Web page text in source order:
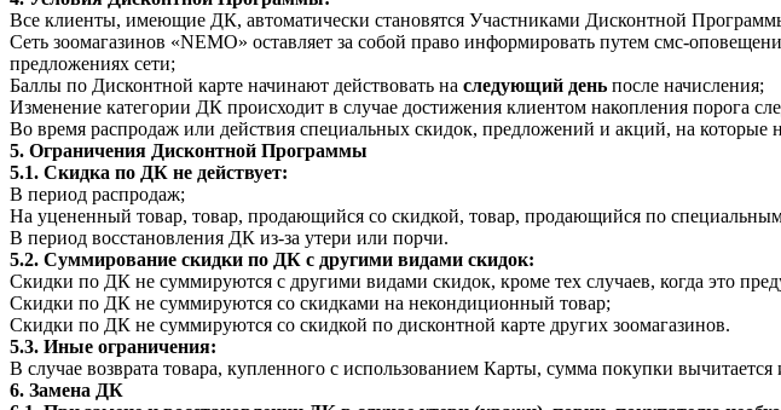
Все клиенты, имеющие ДК, автоматически становятся Участниками Дисконтной
Сеть зоомагазинов «NEMO» оставляет за собой право информировать путем смс-
предложениях сети;
Баллы по Дисконтной карте начинают действовать на следующий день после начисления;
Изменение категории ДК происходит в случае достижения клиентом накопления порога
Во время распродаж или действия специальных скидок, предложений и акций, на которые
5. Ограничения Дисконтной Программы
5.1. Скидка по ДК не действует:
В период распродаж;
На уцененный товар, товар, продающийся со скидкой, товар, продающийся по
В период восстановления ДК из-за утери или порчи.
5.2. Суммирование скидки по ДК с другими видами скидок:
Скидки по ДК не суммируются с другими видами скидок, кроме тех случаев, когда это
Скидки по ДК не суммируются со скидками на некондиционный товар;
Скидки по ДК не суммируются со скидкой по дисконтной карте других зоомагазинов.
5.3. Иные ограничения:
В случае возврата товара, купленного с использованием Карты, сумма покупки
6. Замена ДК